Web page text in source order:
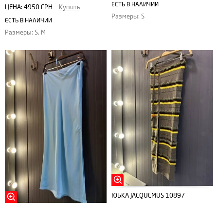
ЦЕНА: 4950 ГРН Купить
ЕСТЬ В НАЛИЧИИ
Размеры: S, M
ЕСТЬ В НАЛИЧИИ
Размеры: S
ЮБКА JACQUEMUS 10897